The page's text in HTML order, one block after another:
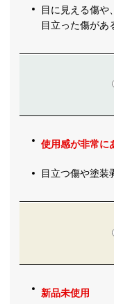
目に見える傷や
目立った傷があ
使用感が非常に
目立つ傷や塗装
新品未使用